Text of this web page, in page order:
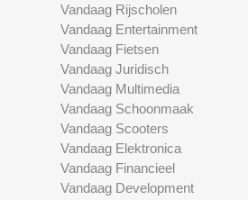
Vandaag Rijscholen
Vandaag Entertainment
Vandaag Fietsen
Vandaag Juridisch
Vandaag Multimedia
Vandaag Schoonmaak
Vandaag Scooters
Vandaag Elektronica
Vandaag Financieel
Vandaag Development